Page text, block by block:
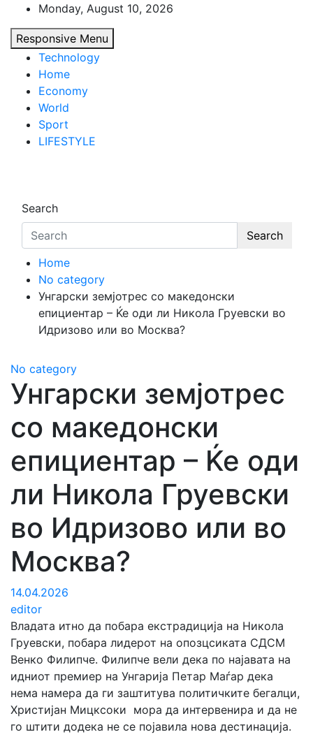
content
Monday, August 10, 2026
Responsive Menu
Technology
Home
Economy
World
Sport
LIFESTYLE
Search
Search
Home
No category
Унгарски земјотрес со македонски
епициентар – Ќе оди ли Никола Груевски во
Идризово или во Москва?
No category
Унгарски земјотрес
со македонски
епициентар – Ќе оди
ли Никола Груевски
во Идризово или во
Москва?
14.04.2026
editor
Владата итно да побара екстрадиција на Никола
Груевски, побара лидерот на опозцсиката СДСМ
Венко Филипче. Филипче вели дека по најавата на
идниот премиер на Унгарија Петар Маѓар дека
нема намера да ги заштитува политичките бегалци,
Христијан Мицксоки мора да интервенира и да не
го штити додека не се појавила нова дестинација.